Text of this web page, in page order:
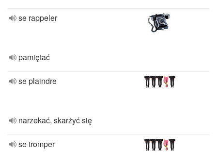
se rappeler
pamiętać
se plaindre
narzekać, skarżyć się
se tromper